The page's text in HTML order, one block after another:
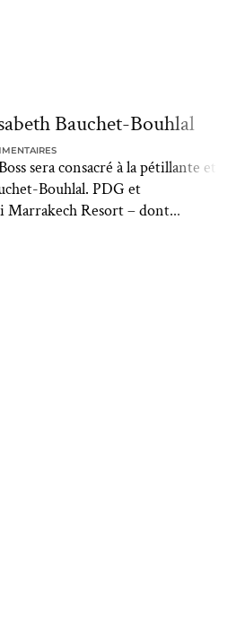
Bauchet-Bouhlal
sera consacré à la pétillante et
Bouhlal. PDG et
Marrakech Resort – dont